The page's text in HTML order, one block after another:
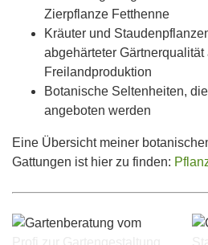
Zierpflanze Fetthenne
Kräuter und
abgehärteter
Freilandproduktion
Botanische Seltenheiten,
angeboten werden
Eine Übersicht meiner
Gattungen ist hier zu finden: